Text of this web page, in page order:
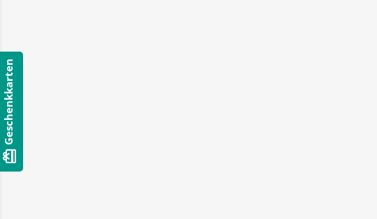
card_giftcard
Geschenkkarten